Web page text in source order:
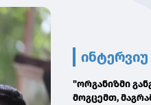
ინტერვიუ
"ორგანიზმი
მოგცემთ,